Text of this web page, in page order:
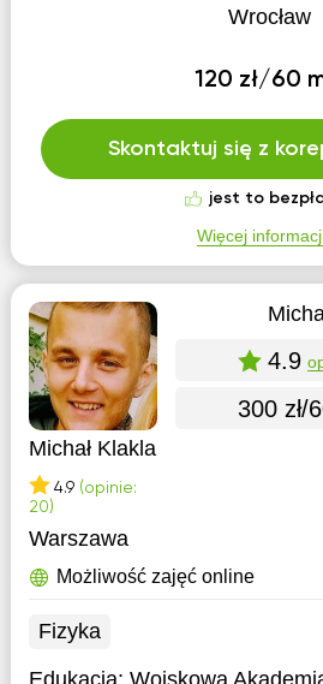
Wrocław
120 zł/60
Skontaktuj się z
jest to
Więcej
Michał Klakla
4.9 (opinie:
20)
4.9
300 zł/
Warszawa
Możliwość zajęć online
Fizyka
Edukacja: Wojskowa